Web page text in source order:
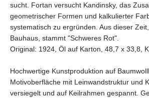
sucht. Fortan versucht Kandinsky, das
geometrischer Formen und kalkulierter
systematisch zu ergründen. Aus dieser
Bauhaus, stammt "Schweres Rot".
Original: 1924, Öl auf Karton, 48,7 x 33,8,
Hochwertige Kunstproduktion auf
Motivoberfläche mit Leinwandstruktur und
versiegelt und auf Keilrahmen gespannt.